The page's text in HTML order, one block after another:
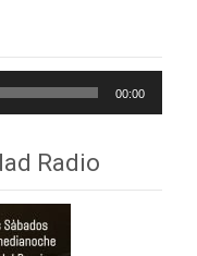
00:00
Radio